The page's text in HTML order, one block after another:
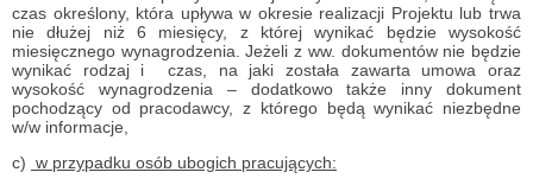
czas określony, która upływa w okresie realizacji Projektu lub trwa
nie dłużej niż 6 miesięcy, z której wynikać będzie wysokość
miesięcznego wynagrodzenia. Jeżeli z ww. dokumentów nie będzie
wynikać rodzaj i
czas, na jaki została zawarta umowa oraz
wysokość wynagrodzenia – dodatkowo także inny dokument
pochodzący od pracodawcy, z którego będą wynikać niezbędne
w/w informacje,
c) w przypadku osób ubogich pracujących: